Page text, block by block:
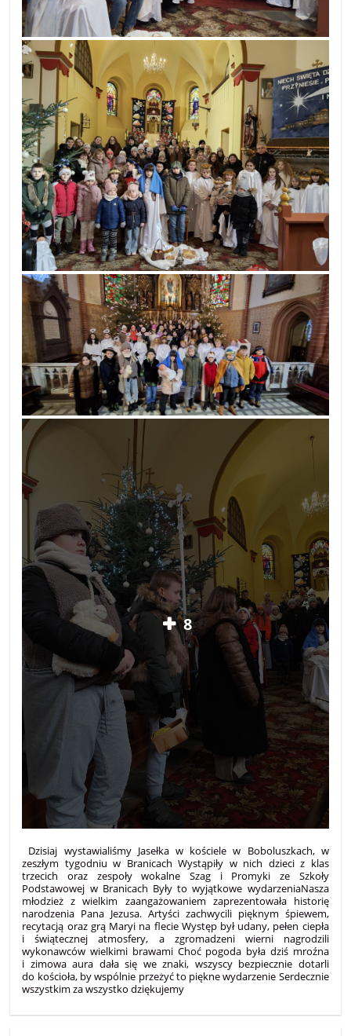
8
Dzisiaj wystawialiśmy Jasełka w kościele w Boboluszkach, w
zeszłym tygodniu w Branicach Wystąpiły w nich dzieci z klas
trzecich oraz zespoły wokalne Szag i Promyki ze Szkoły
Podstawowej w Branicach Były to wyjątkowe wydarzeniaNasza
młodzież z wielkim zaangażowaniem zaprezentowała historię
narodzenia Pana Jezusa. Artyści zachwycili pięknym śpiewem,
recytacją oraz grą Maryi na flecie Występ był udany, pełen ciepła
i świątecznej atmosfery, a zgromadzeni wierni nagrodzili
wykonawców wielkimi brawami Choć pogoda była dziś mroźna
i zimowa aura dała się we znaki, wszyscy bezpiecznie dotarli
do kościoła, by wspólnie przeżyć to piękne wydarzenie Serdecznie
wszystkim za wszystko dziękujemy